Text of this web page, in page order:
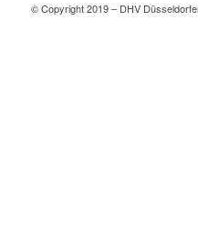
© Copyright 2019 – DHV